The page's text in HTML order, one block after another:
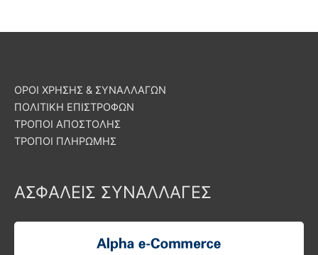
ΟΡΟΙ ΧΡΗΣΗΣ & ΣΥΝΑΛΛΑΓΩΝ
ΠΟΛΙΤΙΚΗ ΕΠΙΣΤΡΟΦΩΝ
ΤΡΟΠΟΙ ΑΠΟΣΤΟΛΗΣ
ΤΡΟΠΟΙ ΠΛΗΡΩΜΗΣ
ΑΣΦΑΛΕΙΣ ΣΥΝΑΛΛΑΓΕΣ